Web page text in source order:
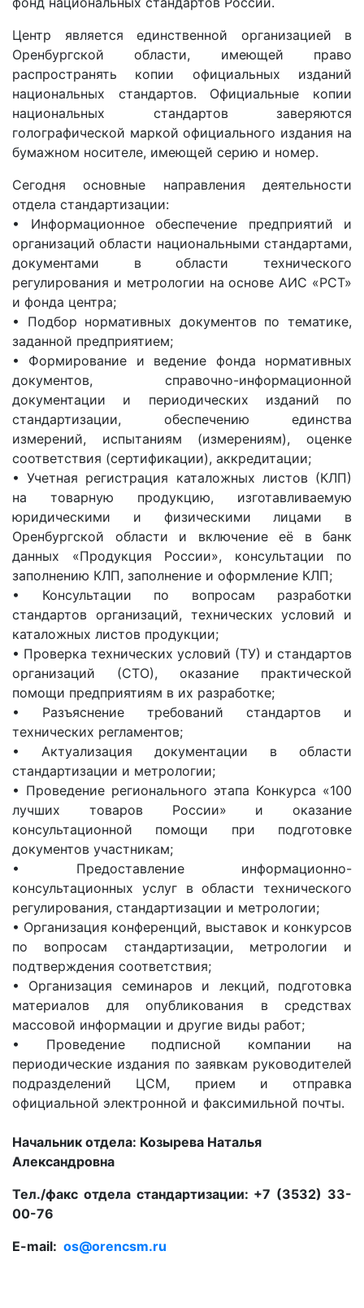
Центр является единственной организацией в
Оренбургской области, имеющей право
распространять копии официальных изданий
национальных стандартов. Официальные копии
национальных стандартов заверяются
голографической маркой официального издания на
бумажном носителе, имеющей серию и номер.
Сегодня основные направления деятельности
отдела стандартизации:
• Информационное обеспечение предприятий и
организаций области национальными стандартами,
документами в области технического
регулирования и метрологии на основе АИС «РСТ»
и фонда центра;
• Подбор нормативных документов по тематике,
заданной предприятием;
• Формирование и ведение фонда нормативных
документов, справочно-информационной
документации и периодических изданий по
стандартизации, обеспечению единства
измерений, испытаниям (измерениям), оценке
соответствия (сертификации), аккредитации;
• Учетная регистрация каталожных листов (КЛП)
на товарную продукцию, изготавливаемую
юридическими и физическими лицами в
Оренбургской области и включение её в банк
данных «Продукция России», консультации по
заполнению КЛП, заполнение и оформление КЛП;
• Консультации по вопросам разработки
стандартов организаций, технических условий и
каталожных листов продукции;
• Проверка технических условий (ТУ) и стандартов
организаций (СТО), оказание практической
помощи предприятиям в их разработке;
• Разъяснение требований стандартов и
технических регламентов;
• Актуализация документации в области
стандартизации и метрологии;
• Проведение регионального этапа Конкурса «100
лучших товаров России» и оказание
консультационной помощи при подготовке
документов участникам;
• Предоставление информационно-
консультационных услуг в области технического
регулирования, стандартизации и метрологии;
• Организация конференций, выставок и конкурсов
по вопросам стандартизации, метрологии и
подтверждения соответствия;
• Организация семинаров и лекций, подготовка
материалов для опубликования в средствах
массовой информации и другие виды работ;
• Проведение подписной компании на
периодические издания по заявкам руководителей
подразделений ЦСМ, прием и отправка
официальной электронной и факсимильной почты.
Начальник отдела: Козырева Наталья
Александровна
Тел./факс отдела стандартизации: +7 (3532) 33-
00-76
E-mail: os@orencsm.ru